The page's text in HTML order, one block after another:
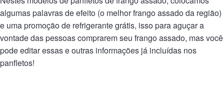
algumas palavras de efeito (o melhor frango assado da região)
e uma promoção de refrigerante grátis, isso para aguçar a
vontade das pessoas comprarem seu frango assado, mas você
pode editar essas e outras informações já incluídas nos
panfletos!